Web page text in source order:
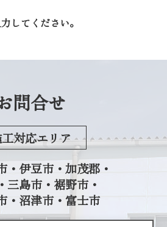
してください。
問合せ
対応エリア
・伊豆市・加茂郡・
三島市・裾野市・
・沼津市・富士市